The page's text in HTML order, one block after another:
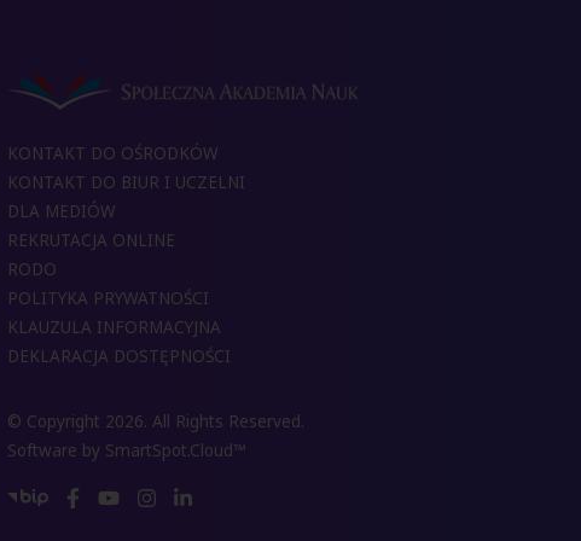
KONTAKT DO OŚRODKÓW
KONTAKT DO BIUR I UCZELNI
DLA MEDIÓW
REKRUTACJA ONLINE
RODO
POLITYKA PRYWATNOŚCI
KLAUZULA INFORMACYJNA
DEKLARACJA DOSTĘPNOŚCI
© Copyright 2026. All Rights Reserved.
Software by SmartSpot.Cloud™